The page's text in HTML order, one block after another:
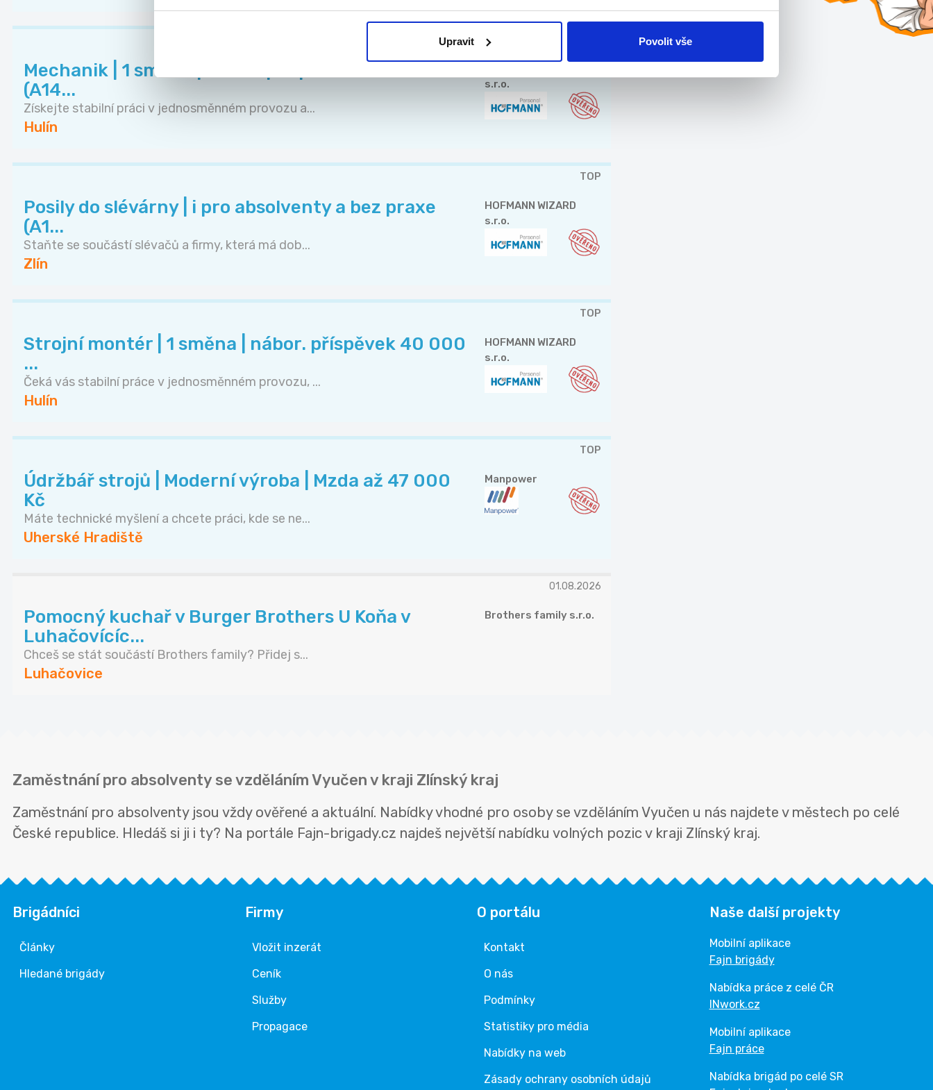
Upravit Povolit vše
Mechanik️ | 1 směna | nábor. příspěvek 40 000 Kč
(A14...
Získejte stabilní práci v jednosměnném provozu a...
Hulín
s.r.o.
TOP
Posily do slévárny | i pro absolventy a bez praxe
(A1...
Staňte se součástí slévačů a firmy, která má dob...
Zlín
HOFMANN WIZARD
s.r.o.
TOP
‍Strojní montér️ | 1 směna | nábor. příspěvek 40 000
...
Čeká vás stabilní práce v jednosměnném provozu, ...
Hulín
HOFMANN WIZARD
s.r.o.
TOP
Údržbář strojů | Moderní výroba | Mzda až 47 000
Kč
Máte technické myšlení a chcete práci, kde se ne...
Uherské Hradiště
Manpower
01.08.2026
Pomocný kuchař v Burger Brothers U Koňa v
Luhačovícíc...
Chceš se stát součástí Brothers family? Přidej s...
Luhačovice
Brothers family s.r.o.
Zaměstnání pro absolventy se vzděláním Vyučen v kraji Zlínský kraj
Zaměstnání pro absolventy jsou vždy ověřené a aktuální. Nabídky vhodné pro osoby se vzděláním Vyučen u nás najdete v městech po celé
České republice. Hledáš si ji i ty? Na portále Fajn-brigady.cz najdeš největší nabídku volných pozic v kraji Zlínský kraj.
Brigádníci
Články
Hledané brigády
Firmy
Vložit inzerát
Ceník
Služby
Propagace
O portálu
Kontakt
O nás
Podmínky
Statistiky pro média
Nabídky na web
Zásady ochrany osobních údajů
Naše další projekty
Mobilní aplikace
Fajn brigády
Nabídka práce z celé ČR
INwork.cz
Mobilní aplikace
Fajn práce
Nabídka brigád po celé SR